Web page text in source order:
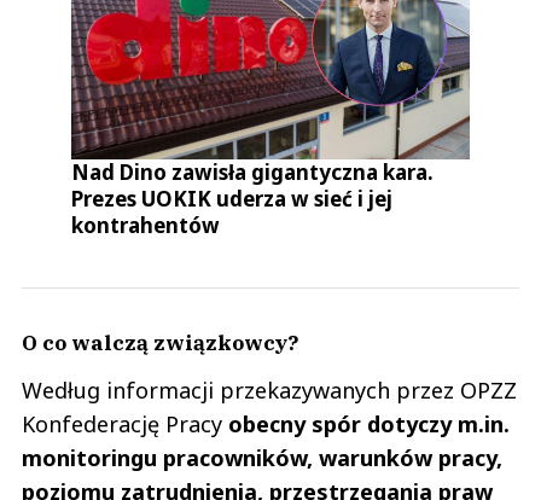
Nad Dino zawisła gigantyczna kara.
Prezes UOKIK uderza w sieć i jej
kontrahentów
O co walczą związkowcy?
Według informacji przekazywanych przez OPZZ
Konfederację Pracy obecny spór dotyczy m.in.
monitoringu pracowników, warunków pracy,
poziomu zatrudnienia, przestrzegania praw